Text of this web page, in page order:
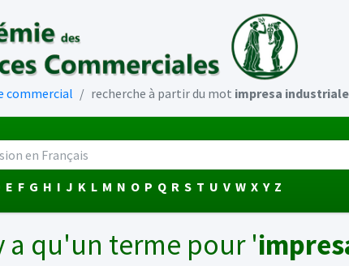
commercial recherche à partir du mot impresa industriale
E F G H I J K L M N O P Q R S T U V W X Y Z
a qu'un terme pour '